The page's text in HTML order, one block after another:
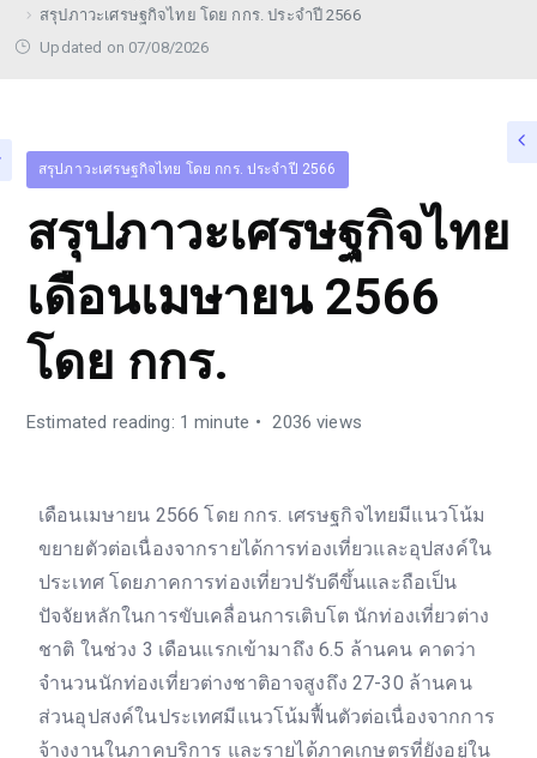
สรุปภาวะเศรษฐกิจไทย โดย กกร. ประจำปี 2566
Updated on 07/08/2026
สรุปภาวะเศรษฐกิจไทย โดย กกร. ประจำปี 2566
สรุปภาวะเศรษฐกิจไทย
เดือนเมษายน 2566
โดย กกร.
Estimated reading: 1 minute 2036 views
เดือนเมษายน 2566 โดย กกร. เศรษฐกิจไทยมีแนวโน้ม
ขยายตัวต่อเนื่องจากรายได้การท่องเที่ยวและอุปสงค์ใน
ประเทศ โดยภาคการท่องเที่ยวปรับดีขึ้นและถือเป็น
ปัจจัยหลักในการขับเคลื่อนการเติบโต นักท่องเที่ยวต่าง
ชาติ ในช่วง 3 เดือนแรกเข้ามาถึง 6.5 ล้านคน คาดว่า
จำนวนนักท่องเที่ยวต่างชาติอาจสูงถึง 27-30 ล้านคน
ส่วนอุปสงค์ในประเทศมีแนวโน้มฟื้นตัวต่อเนื่องจากการ
จ้างงานในภาคบริการ และรายได้ภาคเกษตรที่ยังอยู่ใน